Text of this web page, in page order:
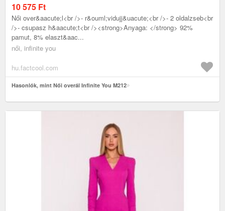
10 575 Ft
Női over&aacute;l<br />- r&ouml;vidujj&uacute;<br />- 2 oldalzseb<br
/>- csupasz h&aacute;t<br /><strong>Anyaga: </strong> 92%
pamut, 8% elaszt&aac...
női, infinite you
hu.factcool.com
Hasonlók, mint Női overál Infinite You M212